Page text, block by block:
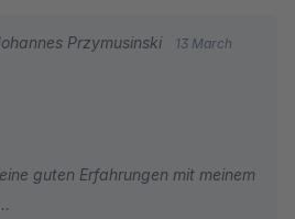
Przymusinski
13 March
guten Erfahrungen mit meinem